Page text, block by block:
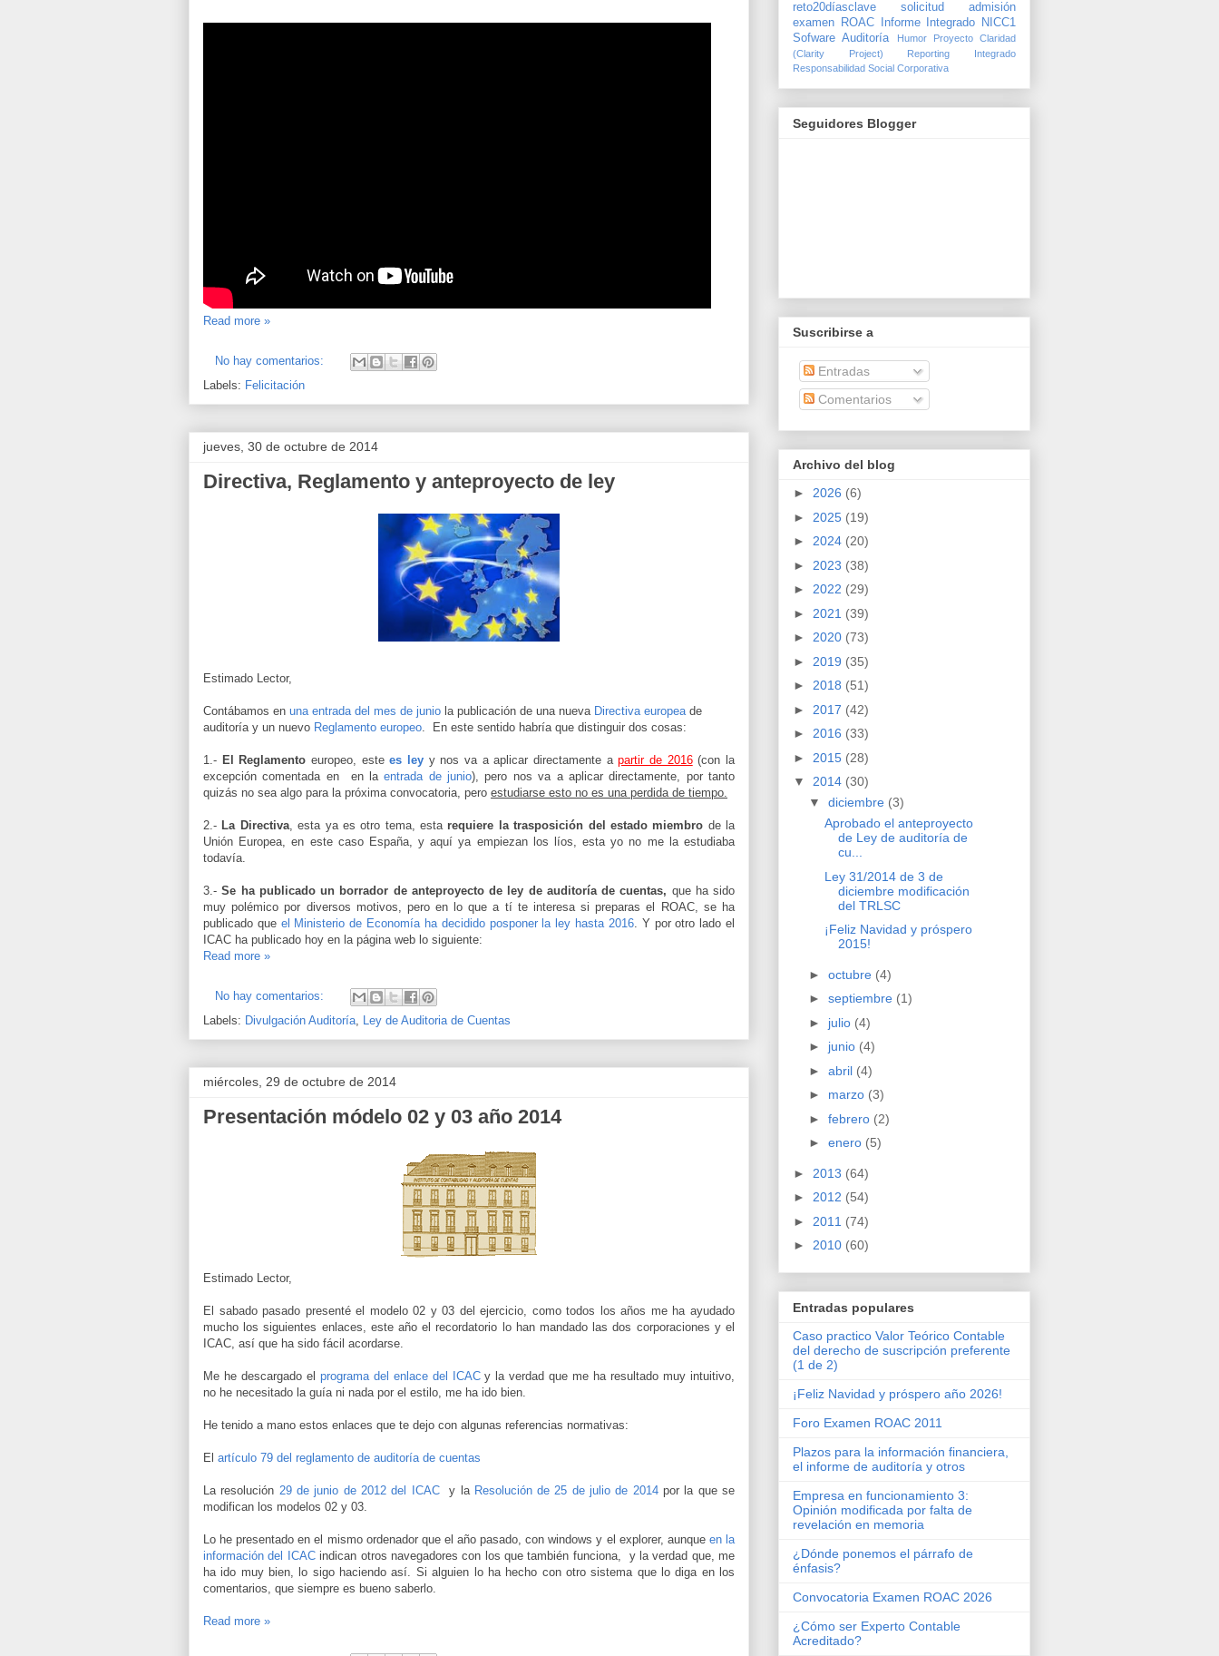
Read more »
No hay comentarios:
Labels: Felicitación
jueves, 30 de octubre de 2014
Directiva, Reglamento y anteproyecto de ley
Estimado Lector,
Contábamos en una entrada del mes de junio la publicación de una nueva Directiva europea de
auditoría y un nuevo Reglamento europeo . En este sentido habría que distinguir dos cosas:
1.- El Reglamento europeo, estees ley y nos va a aplicar directamente apartir de 2016(con la
excepción comentada en en laentrada de junio), pero nos va a aplicar directamente, por tanto
quizás no sea algo para la próxima convocatoria, pero estudiarse esto no es una perdida de tiempo.
2.- La Directiva, esta ya es otro tema, esta requiere la trasposición del estado miembro de la
Unión Europea, en este caso España, y aquí ya empiezan los líos, esta yo no me la estudiaba
todavía.
3.-Se ha publicado un borrador de anteproyecto de ley de auditoría de cuentas, que ha sido
muy polémico por diversos motivos, pero en lo que a tí te interesa si preparas el ROAC, se ha
publicado que el Ministerio de Economía ha decidido posponer la ley hasta 2016. Y por otro lado el
ICAC ha publicado hoy en la página web lo siguiente:
Read more »
No hay comentarios:
Labels: Divulgación Auditoría Ley de Auditoria de Cuentas
miércoles, 29 de octubre de 2014
Presentación módelo 02 y 03 año 2014
Estimado Lector,
El sabado pasado presenté el modelo 02 y 03 del ejercicio, como todos los años me ha ayudado
mucho los siguientes enlaces, este año el recordatorio lo han mandado las dos corporaciones y el
ICAC, así que ha sido fácil acordarse.
Me he descargado el programa del enlace del ICACy la verdad que me ha resultado muy intuitivo,
no he necesitado la guía ni nada por el estilo, me ha ido bien.
He tenido a mano estos enlaces que te dejo con algunas referencias normativas:
El artículo 79 del reglamento de auditoría de cuentas
La resolución 29 de junio de 2012 del ICACy la Resolución de 25 de julio de 2014por la que se
modifican los modelos 02 y 03.
Lo he presentado en el mismo ordenador que el año pasado, con windows y el explorer, aunque en la
información del ICACindican otros navegadores con los que también funciona, y la verdad que, me
ha ido muy bien, lo sigo haciendo así. Si alguien lo ha hecho con otro sistema que lo diga en los
comentarios, que siempre es bueno saberlo.
Read more »
reto20díasclave
solicitud admisión
examen ROAC
Informe Integrado
NICC1
Sofware Auditoría
Humor
Proyecto Claridad
(Clarity Project)
Reporting Integrado
Responsabilidad Social Corporativa
Seguidores Blogger
Suscribirse a
Entradas
Comentarios
Archivo del blog
► 2026 (6)
► 2025 (19)
► 2024 (20)
► 2023 (38)
► 2022 (29)
► 2021 (39)
► 2020 (73)
► 2019 (35)
► 2018 (51)
► 2017 (42)
► 2016 (33)
► 2015 (28)
▼ 2014 (30)
▼ diciembre (3)
Aprobado el anteproyecto
de Ley de auditoría de
cu...
Ley 31/2014 de 3 de
diciembre modificación
del TRLSC
¡Feliz Navidad y próspero
2015!
► octubre (4)
► septiembre (1)
► julio (4)
► junio (4)
► abril (4)
► marzo (3)
► febrero (2)
► enero (5)
► 2013 (64)
► 2012 (54)
► 2011 (74)
► 2010 (60)
Entradas populares
Caso practico Valor Teórico Contable
del derecho de suscripción preferente
(1 de 2)
¡Feliz Navidad y próspero año 2026!
Foro Examen ROAC 2011
Plazos para la información financiera,
el informe de auditoría y otros
Empresa en funcionamiento 3:
Opinión modificada por falta de
revelación en memoria
¿Dónde ponemos el párrafo de
énfasis?
Convocatoria Examen ROAC 2026
¿Cómo ser Experto Contable
Acreditado?